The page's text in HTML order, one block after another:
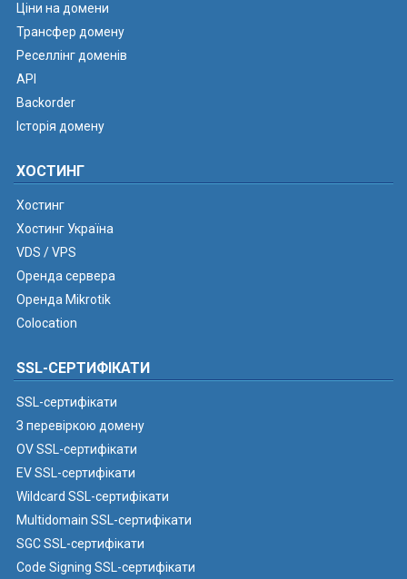
Ціни на домени
Трансфер домену
Реселлінг доменів
API
Backorder
Історія домену
ХОСТИНГ
Хостинг
Хостинг Україна
VDS / VPS
Оренда сервера
Оренда Mikrotik
Colocation
SSL-СЕРТИФІКАТИ
SSL-сертифікати
З перевіркою домену
OV SSL-сертифікати
EV SSL-сертифікати
Wildcard SSL-сертифікати
Multidomain SSL-сертифікати
SGC SSL-сертифікати
Code Signing SSL-сертифікати